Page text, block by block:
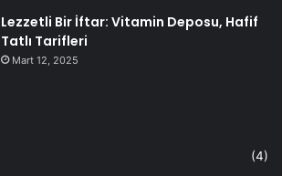
Lezzetli Bir İftar: Vitamin Deposu, Hafif
Tatlı Tarifleri
Mart 12, 2025
(4)